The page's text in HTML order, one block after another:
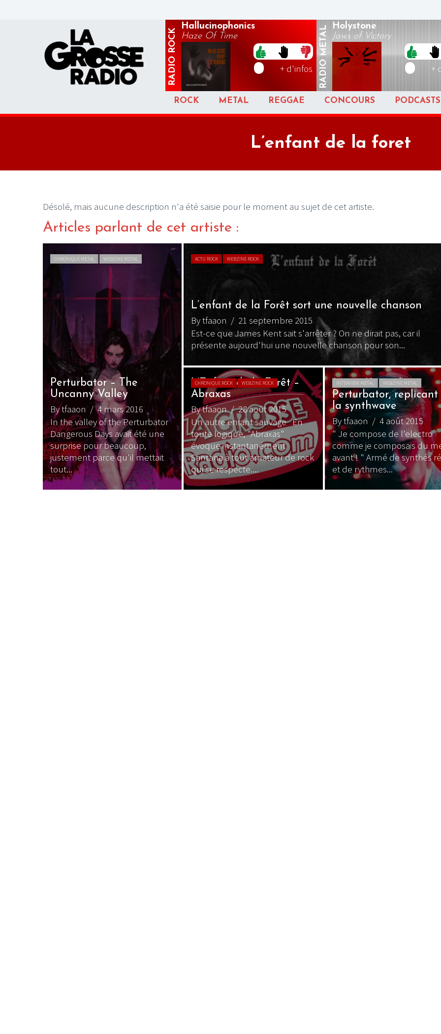
RADIO
ROCK
Hallucinophonics
Haze Of Time
+ d'infos RADIO
METAL Holystone
Jaws of Victory
+
ROCK METAL REGGAE CONCOURS PODCASTS
L’enfant de la foret
Désolé, mais aucune description n'a été saisie pour le moment au sujet de cet artiste.
Articles parlant de cet artiste :
CHRONIQUE METAL WEBZINE METAL
Perturbator – The
Uncanny Valley
By tfaaon / 4 mars 2016
In the valley of the Perturbator
Dangerous Days avait été une
surprise pour beaucoup,
justement parce qu'il mettait
tout...
ACTU ROCK WEBZINE ROCK
L’enfant de la Forêt sort une nouvelle chanson
By tfaaon / 21 septembre 2015
Est-ce que James Kent sait s'arrêter ? On ne dirait pas, car il
présente aujourd'hui une nouvelle chanson pour son...
CHRONIQUE ROCK WEBZINE ROCK
L’Enfant de la Forêt –
Abraxas
By tfaaon/ 28 août 2015
Un autre enfant sauvage En
toute logique, "Abraxas"
évoque instantanément
Santana à tout amateur de rock
qui se respecte....
INTERVIEW METAL WEBZINE METAL
James Kent alias
Perturbator, replicant
la synthwave
By tfaaon/ 4 août 2015
" Je compose de l'electro
comme je composais du
avant ! " Armé de synthés
et de rythmes...